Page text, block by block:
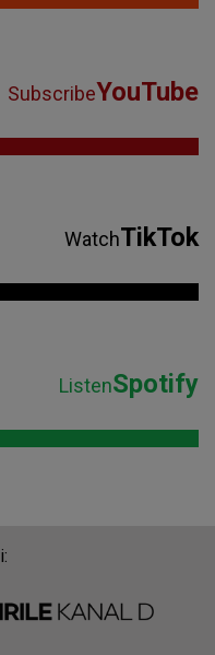
SubscribeYouTube
WatchTikTok
ListenSpotify